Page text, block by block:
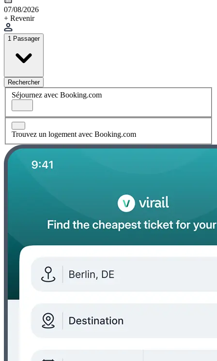
07/08/2026
+ Revenir
1 Passager
Rechercher
Séjournez avec Booking.com
Trouvez un logement avec Booking.com